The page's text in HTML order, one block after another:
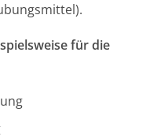
für die